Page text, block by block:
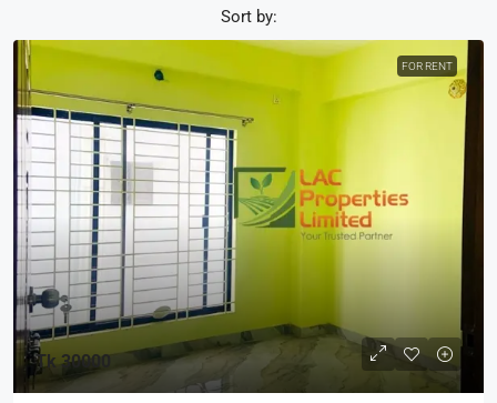
Sort by:
FOR RENT
Tk 30000